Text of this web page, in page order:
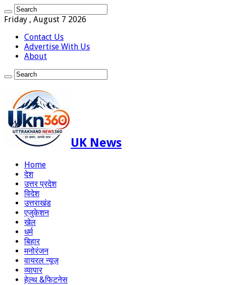
Friday , August 7 2026
Contact Us
Advertise With Us
About
UK News
Home
देश
उत्तर प्रदेश
विदेश
उत्तराखंड
एजुकेशन
खेल
धर्म
बिहार
मनोरंजन
वायरल न्यूज़
व्यापार
हेल्थ &फिटनेस